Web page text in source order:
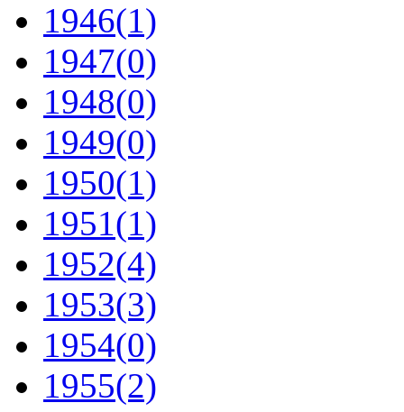
1946(1)
1947(0)
1948(0)
1949(0)
1950(1)
1951(1)
1952(4)
1953(3)
1954(0)
1955(2)